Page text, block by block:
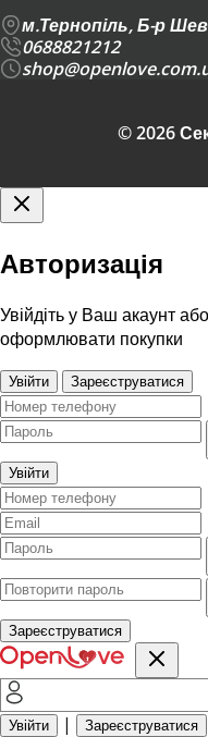
м.Тернопіль, Б-р
0688821212
© 2026
Авторизація
Увійдіть у Ваш акаунт
оформлювати покупки
Увійти Зареєструватися
Увійти
Зареєструватися
Увійти | Зареєструватися